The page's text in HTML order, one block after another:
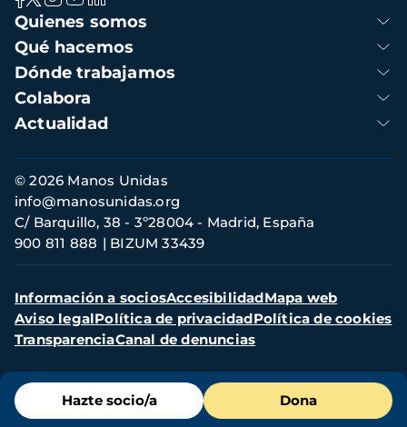
Menú
de
Hazte socio/a Dona
Navegación
principal
Quienes somos
Qué hacemos
Dónde trabajamos
Colabora
Actualidad
Información
de
contacto
© 2026 Manos Unidas
C/ Barquillo, 38 - 3º28004 - Madrid, España
900 811 888
BIZUM 33439
info@manosunidas.org
Menú
secundario
Información a sociosAccesibilidadMapa web
Aviso legalPolítica de privacidadPolítica de cookies
TransparenciaCanal de denuncias